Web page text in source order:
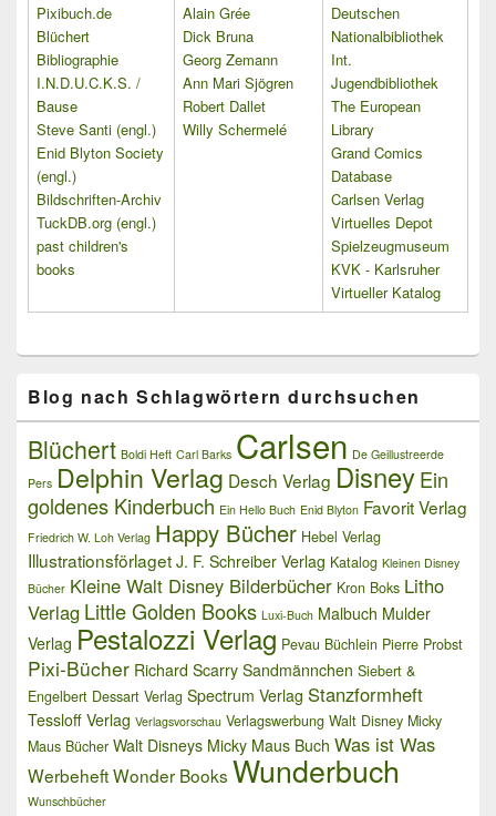
Pixibuch.de
Blüchert
Bibliographie
I.N.D.U.C.K.S. /
Bause
Steve Santi (engl.)
Enid Blyton Society
(engl.)
Bildschriften-Archiv
TuckDB.org (engl.)
past children's
books
Alain Grée
Dick Bruna
Georg Zemann
Ann Mari Sjögren
Robert Dallet
Willy Schermelé
Deutschen
Nationalbibliothek
Int.
Jugendbibliothek
The European
Library
Grand Comics
Database
Carlsen Verlag
Virtuelles Depot
Spielzeugmuseum
KVK - Karlsruher
Virtueller Katalog
Blog nach Schlagwörtern durchsuchen
Blüchert Boldi Heft Carl Barks Carlsen De Geillustreerde
Pers Delphin Verlag Desch Verlag DisneyEin
goldenes Kinderbuch Ein Hello Buch Enid Blyton Favorit Verlag
Friedrich W. Loh Verlag Happy Bücher Hebel Verlag
Illustrationsförlaget J. F. Schreiber Verlag Katalog Kleinen Disney
Bücher Kleine Walt Disney Bilderbücher Kron Boks Litho
Verlag Little Golden Books Luxi-Buch Malbuch Mulder
Verlag Pestalozzi Verlag Pevau Büchlein Pierre Probst
Pixi-Bücher Richard Scarry Sandmännchen Siebert &
Engelbert Dessart Verlag Spectrum Verlag Stanzformheft
Tessloff Verlag Verlagsvorschau Verlagswerbung Walt Disney Micky
Maus Bücher Walt Disneys Micky Maus Buch Was ist Was
WerbeheftWonder Books Wunderbuch
Wunschbücher